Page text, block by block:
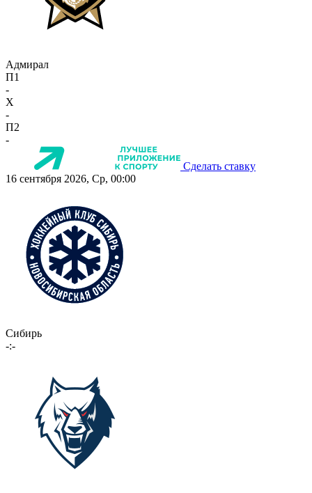
Адмирал
П1
-
X
-
П2
-
Сделать ставку
16 сентября 2026, Ср, 00:00
Сибирь
-:-